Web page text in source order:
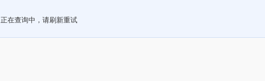
正在查询中，请刷新重试